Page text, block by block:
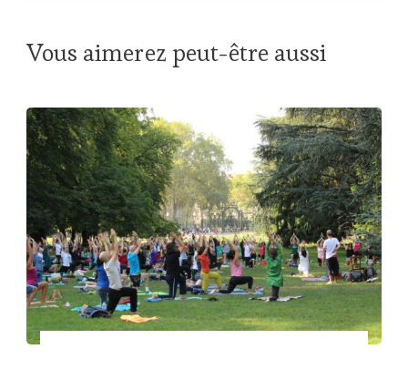
Vous aimerez peut-être aussi